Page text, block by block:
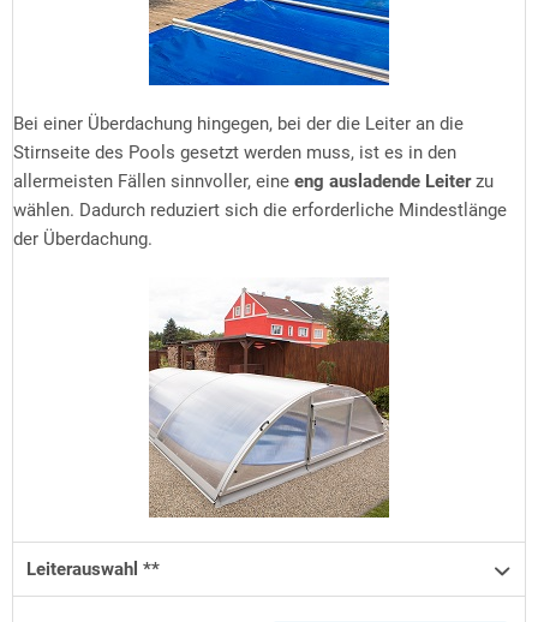
Bei einer Überdachung hingegen, bei der die Leiter an die
Stirnseite des Pools gesetzt werden muss, ist es in den
allermeisten Fällen sinnvoller, eine eng ausladende Leiterzu
wählen. Dadurch reduziert sich die erforderliche Mindestlänge
der Überdachung.
Leiterauswahl **